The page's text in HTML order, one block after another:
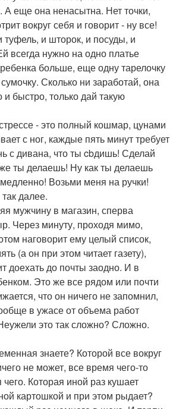
А еще она ненасытна. Нет точки,
вокруг себя и говорит - ну все!
туфель, и шторок, и посуды, и
всегда нужно на одно платье
больше, еще одну тарелочку
Сколько ни заработай, она
и быстро, только дай такую
- это полный кошмар, цунами
с ног, каждые пять минут требует
с дивана, что ты cbдишь! Сделай
ты делаешь! Ну как ты делаешь
Возьми меня на ручки!
далее.
мужчину в магазин, сперва
Через минуту, проходя мимо,
наговорит ему целый список,
(а он при этом читает газету),
доехать до почты заодно. И в
Это же все рядом или почти
что он ничего не запомнил,
в ужасе от объема работ
это так сложно? Сложно.
знаете? Которой все вокруг
не может, все время чего-то
Которая иной раз кушает
картошкой и при этом рыдает?